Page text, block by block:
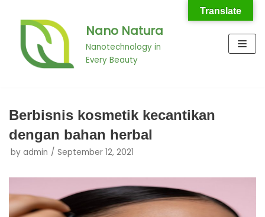
to
content
Nano Natura
Nanotechnology in
Every Beauty
Berbisnis kosmetik kecantikan
dengan bahan herbal
by admin September 12, 2021
Translate